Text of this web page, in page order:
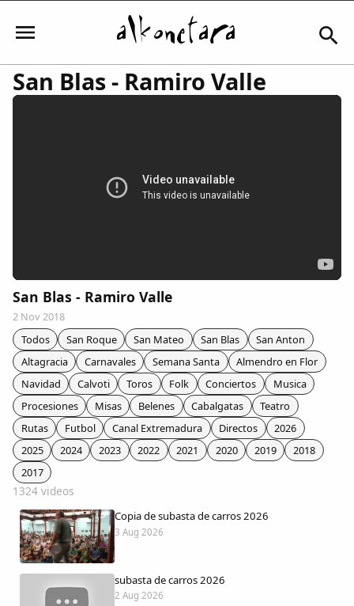
Comunidad
Colaboradores
AlkoTV
Biblioteca
Periódico Alconétar
Foros
Idiosincrasia
San Blas - Ramiro Valle
San Blas - Ramiro Valle
2 Nov 2018
Todos
San Roque San Mateo San Blas
San Anton
Altagracia
Carnavales Semana Santa
Almendro en Flor
Navidad
Calvoti Toros Folk Conciertos
Musica
Procesiones
Misas Belenes Cabalgatas
Teatro
Rutas
Futbol Canal Extremadura Directos
2026
2025
2024 2023 2022 2021 2020 2019
2018
2017
1324 videos
Copia de subasta de carros 2026
3 Aug 2026
subasta de carros 2026
2 Aug 2026